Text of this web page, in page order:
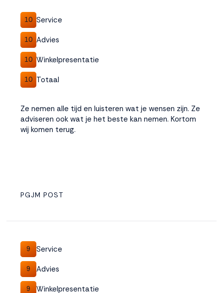
10 Service
10 Advies
10 Winkelpresentatie
10 Totaal
Ze nemen alle tijd en luisteren wat je wensen zijn. Ze
adviseren ook wat je het beste kan nemen. Kortom
wij komen terug.
PGJM POST
9 Service
9 Advies
9 Winkelpresentatie